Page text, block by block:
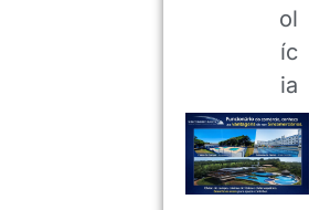
ol
íc
ia